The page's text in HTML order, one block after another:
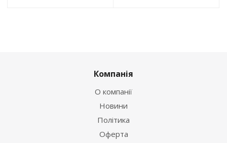
Компанія
О компанії
Новини
Політика
Оферта